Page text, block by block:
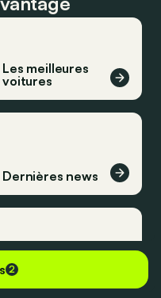
2
Les meilleures
voitures
Dernières news